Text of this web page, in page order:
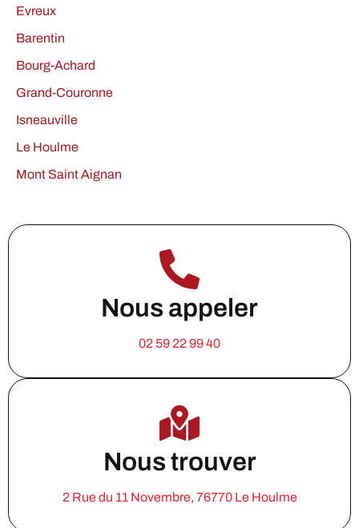
Evreux
Barentin
Bourg-Achard
Grand-Couronne
Isneauville
Le Houlme
Mont Saint Aignan
Nous appeler
02 59 22 99 40
Nous trouver
2 Rue du 11 Novembre, 76770 Le Houlme